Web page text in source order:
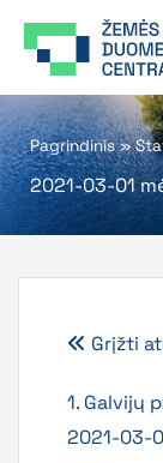
prie
Pagrindinis»
2021-03-01
Grįžti
1. Galvijų
2021-03-